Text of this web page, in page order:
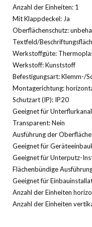
Anzahl der Einheiten: 1
Mit Klappdeckel: Ja
Oberflächenschutz:
Textfeld/
Werkstoffgüte:
Werkstoff: Kunststoff
Befestigungsart: Klemm-/
Montagerichtung:
Schutzart (IP): IP20
Geeignet für
Transparent: Nein
Ausführung der
Geeignet für
Geeignet für Unterputz-
Flächenbündige
Geeignet für
Anzahl der Einheiten
Anzahl der Einheiten